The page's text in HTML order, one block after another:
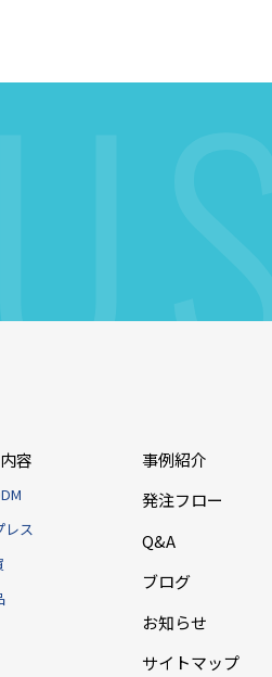
容
レス
事例紹介
発注フロー
Q&A
ブログ
お知らせ
サイトマップ